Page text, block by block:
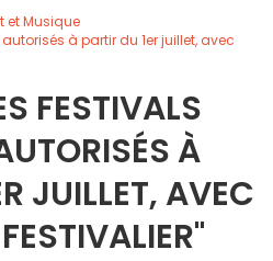
et Musique
à partir du 1er juillet, avec
FESTIVALS
À
JUILLET, AVEC